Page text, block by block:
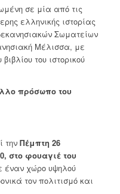
σε μία από τις
ελληνικής ιστορίας
Σωματείων
Μέλισσα, με
του ιστορικού
πρόσωπο του
την Πέμπτη 26
στο φουαγιέ του
έναν χώρο υψηλού
τον πολιτισμό και